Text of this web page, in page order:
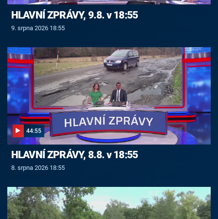
HLAVNÍ ZPRÁVY, 9.8. v 18:55
9. srpna 2026 18:55
44:55
HLAVNÍ ZPRÁVY, 8.8. v 18:55
8. srpna 2026 18:55